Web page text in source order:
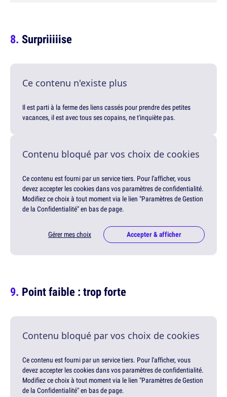
Surpriiiiise
Ce contenu n'existe plus
Il est parti à la ferme des liens cassés pour prendre des petites
vacances, il est avec tous ses copains, ne t'inquiète pas.
Contenu bloqué par vos choix de cookies
Ce contenu est fourni par un service tiers. Pour l'afficher, vous
devez accepter les cookies dans vos paramètres de confidentialité.
Modifiez ce choix à tout moment via le lien "Paramètres de Gestion
de la Confidentialité" en bas de page.
Gérer mes choix Accepter & afficher
Point faible : trop forte
Contenu bloqué par vos choix de cookies
Ce contenu est fourni par un service tiers. Pour l'afficher, vous
devez accepter les cookies dans vos paramètres de confidentialité.
Modifiez ce choix à tout moment via le lien "Paramètres de Gestion
de la Confidentialité" en bas de page.